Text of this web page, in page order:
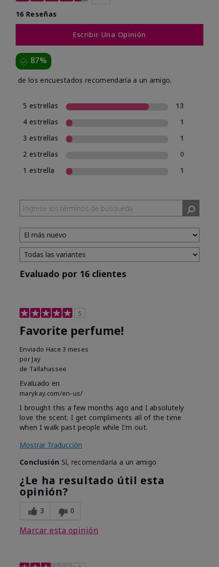
16 Reseñas
Escribir Una Opinión
87%
de los encuestados recomendaría a un amigo.
5 estrellas
13
4 estrellas
1
3 estrellas
1
2 estrellas
0
1 estrella
1
Evaluado por 16 clientes
5
Favorite perfume!
Enviado Hace 3 meses
por Jay
de Tallahassee
Evaluado en
marykay.com/en-us/
I brought this a few months ago and I absolutely
love the scent. I get compliments all of the time
when I walk past people while I'm out.
Mostrar Traducción
Conclusión Sí, recomendaría a un amigo
¿Le ha resultado útil esta
opinión?
3 0
Marcar esta opinión